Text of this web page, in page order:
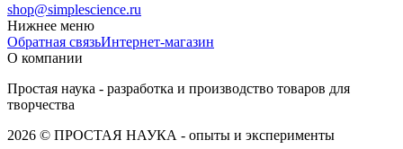
shop@simplescience.ru
Нижнее меню
Обратная связьИнтернет-магазин
О компании
Простая наука - разработка и производство товаров для
творчества
2026 © ПРОСТАЯ НАУКА - опыты и эксперименты